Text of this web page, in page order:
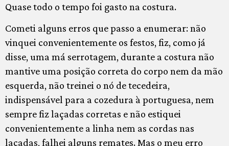
Quase todo o tempo foi gasto na costura.
Cometi alguns erros que passo a enumerar: não
vinquei convenientemente os festos, fiz, como já
disse, uma má serrotagem, durante a costura não
mantive uma posição correta do corpo nem da mão
esquerda, não treinei o nó de tecedeira,
indispensável para a cozedura à portuguesa, nem
sempre fiz laçadas corretas e não estiquei
convenientemente a linha nem as cordas nas
laçadas, falhei alguns remates. Mas o meu erro